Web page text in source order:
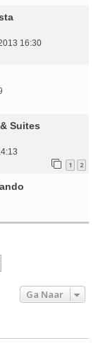
16:30
Suites
1 2
Ga Naar